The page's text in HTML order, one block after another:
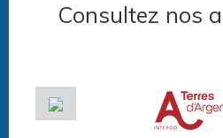
Consultez nos